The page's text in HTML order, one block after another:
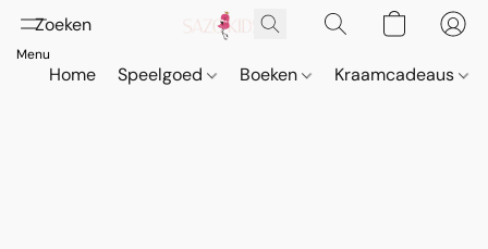
Home Speelgoed Boeken Kraamcadeaus